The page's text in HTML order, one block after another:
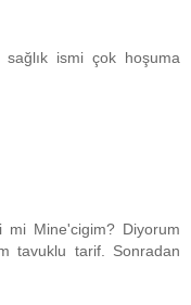
ismi çok hoşuma
mi Mine'cigim? Diyorum
tavuklu tarif. Sonradan